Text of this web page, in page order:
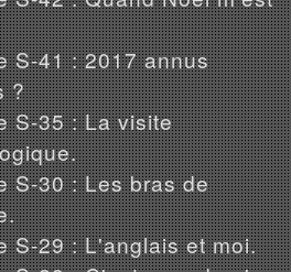
S-41 : 2017 annus
?
S-35 : La visite
S-30 : Les bras de
S-29 : L'anglais et moi.